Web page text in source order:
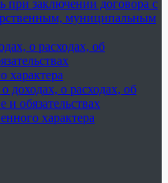
при заключении договора с
муниципальным
о расходах, об
характера
доходах, о расходах, об
и обязательствах
характера